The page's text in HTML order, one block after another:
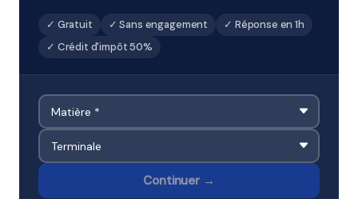
✓ Gratuit ✓ Sans engagement
✓ Réponse en 1h
✓ Crédit d'impôt 50%
Continuer →